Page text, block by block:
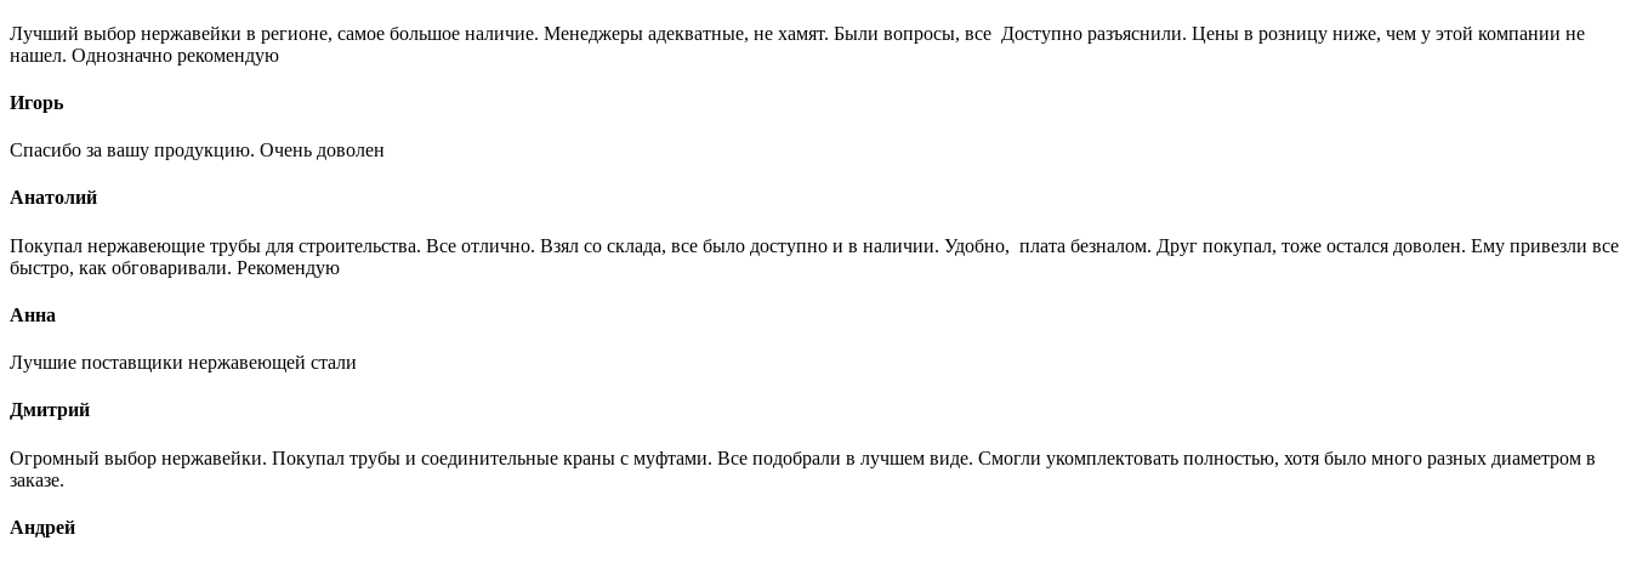
Лучший выбор нержавейки в регионе, самое большое наличие. Менеджеры адекватные, не хамят. Были вопросы, все Доступно разъяснили. Цены в розницу ниже, чем у этой компании не
нашел. Однозначно рекомендую
Игорь
Спасибо за вашу продукцию. Очень доволен
Анатолий
Покупал нержавеющие трубы для строительства. Все отлично. Взял со склада, все было доступно и в наличии. Удобно, плата безналом. Друг покупал, тоже остался доволен. Ему привезли все
быстро, как обговаривали. Рекомендую
Анна
Лучшие поставщики нержавеющей стали
Дмитрий
Огромный выбор нержавейки. Покупал трубы и соединительные краны с муфтами. Все подобрали в лучшем виде. Смогли укомплектовать полностью, хотя было много разных диаметром в
заказе.
Андрей